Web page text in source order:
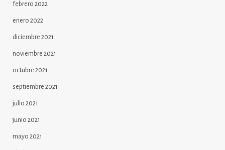
febrero 2022
enero 2022
diciembre 2021
noviembre 2021
octubre 2021
septiembre 2021
julio 2021
junio 2021
mayo 2021